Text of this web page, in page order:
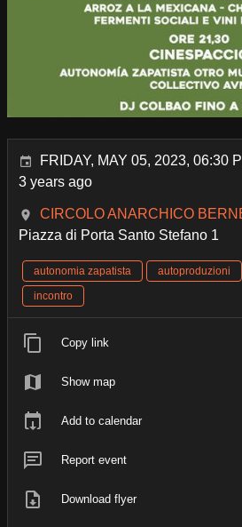
FRIDAY, MAY 05, 2023, 06:30
3 years ago
CIRCOLO ANARCHICO
Piazza di Porta Santo Stefano 1
autonomia zapatista autoproduzioni
incontro
Copy link
Show map
Add to calendar
Report event
Download flyer